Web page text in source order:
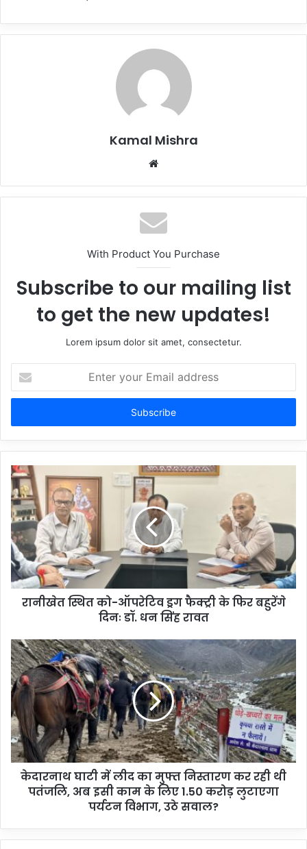
Kamal Mishra
Website
With Product You Purchase
Subscribe to our mailing list
to get the new updates!
Lorem ipsum dolor sit amet, consectetur.
your
Email
रानीखेत स्थित को-ऑपरेटिव ड्रग फैक्ट्री के फिर बहुरेंगे
दिनः डॉ. धन सिंह रावत
केदारनाथ घाटी में लीद का मुफ्त निस्तारण कर रही थी
पतंजलि, अब इसी काम के लिए 1.50 करोड़ लुटाएगा
पर्यटन विभाग, उठे सवाल?